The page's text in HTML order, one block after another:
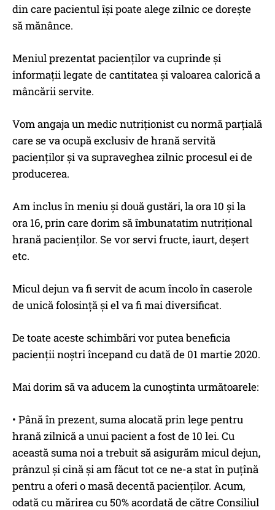
din care pacientul îşi poate alege zilnic ce doreşte
să mănânce.
Meniul prezentat pacienților va cuprinde şi
informații legate de cantitatea şi valoarea calorică a
mâncării servite.
Vom angaja un medic nutriționist cu normă parțială
care se va ocupă exclusiv de hrană servită
pacienților şi va supraveghea zilnic procesul ei de
producerea.
Am inclus în meniu şi două gustări, la ora 10 şi la
ora 16, prin care dorim să îmbunatatim nutrițional
hrană pacienților. Se vor servi fructe, iaurt, deșert
etc.
Micul dejun va fi servit de acum încolo în caserole
de unică folosință şi el va fi mai diversificat.
De toate aceste schimbări vor putea beneficia
pacienții noştri începand cu dată de 01 martie 2020.
Mai dorim să va aducem la cunoştinta următoarele:
• Până în prezent, suma alocată prin lege pentru
hrană zilnică a unui pacient a fost de 10 lei. Cu
această suma noi a trebuit să asigurăm micul dejun,
prânzul şi cină şi am făcut tot ce ne-a stat în puțînă
pentru a oferi o masă decentă pacienților. Acum,
odată cu mărirea cu 50% acordată de către Consiliul